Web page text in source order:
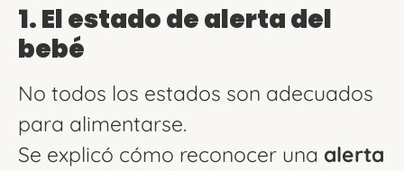
1. El estado de alerta del
bebé
No todos los estados son adecuados
para alimentarse.
Se explicó cómo reconocer una alerta